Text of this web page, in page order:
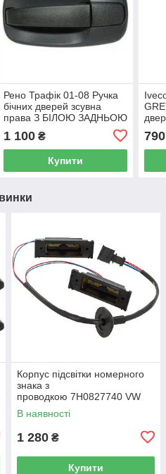
Рено Трафік 01-08 Ручка
бічних дверей зсувна
права З БІЛОЮ ЗАДНЬОЮ
1 100₴
Купити
790
Корпус підсвітки номерного
знака з
проводкою 7H0827740 VW
Caddy III (2K) 2004-2015
/ Caddy IV (SA) 2016-
В наявності
1 280 ₴
Купити